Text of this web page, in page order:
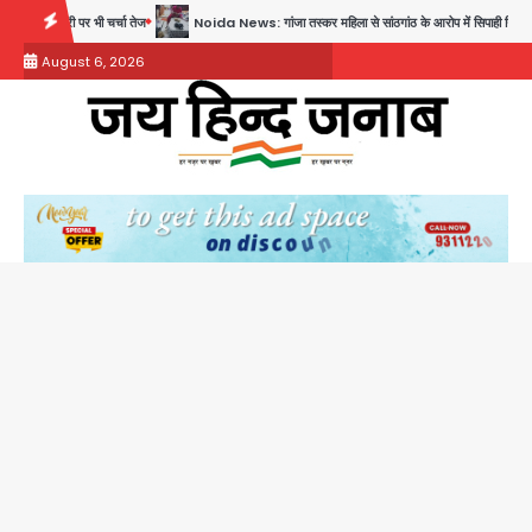
content
भी चर्चा तेज Noida News: गांजा तस्कर महिला से सांठगांठ के आरोप में सिपाही गिरफ्तार, सेवा से
August 6, 2026